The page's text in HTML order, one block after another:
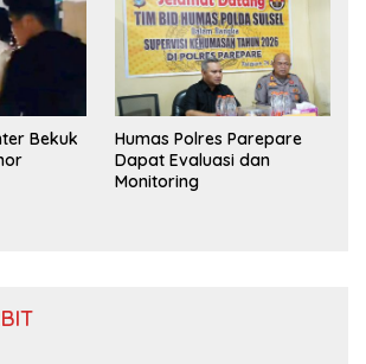
Bekuk
Humas Polres Parepare
Dapat Evaluasi dan
Monitoring